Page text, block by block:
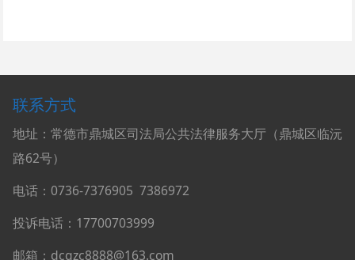
联系方式
地址：常德市鼎城区司法局公共法律服务大厅（鼎城区临沅
路62号）
电话：0736-7376905 7386972
投诉电话：17700703999
邮箱：dcgzc8888@163.com